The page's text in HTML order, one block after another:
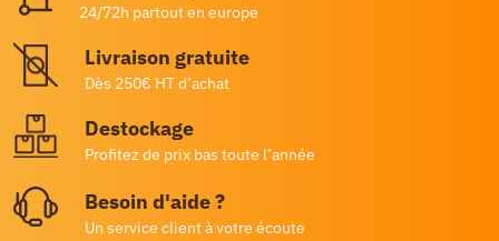
24/72h partout en europe
Livraison gratuite
Dès 250€ HT d’achat
Destockage
Profitez de prix bas toute l’année
Besoin d'aide ?
Un service client à votre écoute